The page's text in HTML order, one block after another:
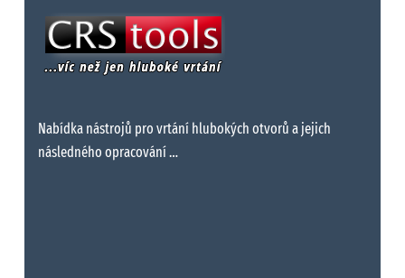
Nabídka nástrojů pro vrtání hlubokých otvorů a jejich
následného opracování …